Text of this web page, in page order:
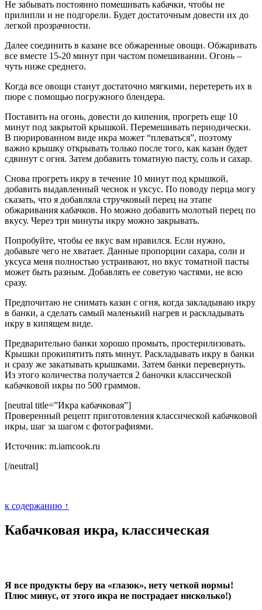
Не забывать постоянно помешивать кабачки, чтобы не
прилипли и не подгорели. Будет достаточным довести их до
легкой прозрачности.
Далее соединить в казане все обжаренные овощи. Обжаривать
все вместе 15-20 минут при частом помешивании. Огонь –
чуть ниже среднего.
Когда все овощи станут достаточно мягкими, перетереть их в
пюре с помощью погружного блендера.
Поставить на огонь, довести до кипения, прогреть еще 10
минут под закрытой крышкой. Перемешивать периодически.
В пюрированном виде икра может “плеваться”, поэтому
важно крышку открывать только после того, как казан будет
сдвинут с огня. Затем добавить томатную пасту, соль и сахар.
Снова прогреть икру в течение 10 минут под крышкой,
добавить выдавленный чеснок и уксус. По поводу перца могу
сказать, что я добавляла стручковый перец на этапе
обжаривания кабачков. Но можно добавить молотый перец по
вкусу. Через три минуты икру можно закрывать.
Попробуйте, чтобы ее вкус вам нравился. Если нужно,
добавьте чего не хватает. Данные пропорции сахара, соли и
уксуса меня полностью устраивают, но вкус томатной пасты
может быть разным. Добавлять ее советую частями, не всю
сразу.
Предпочитаю не снимать казан с огня, когда закладываю икру
в банки, а сделать самый маленький нагрев и раскладывать
икру в кипящем виде.
Предварительно банки хорошо промыть, простерилизовать.
Крышки прокипятить пять минут. Раскладывать икру в банки
и сразу же закатывать крышками. Затем банки перевернуть.
Из этого количества получается 2 баночки классической
кабачковой икры по 500 граммов.
[neutral title=”Икра кабачковая”]
Проверенный рецепт приготовления классической кабачковой
икры, шаг за шагом с фотографиями.
Источник: m.iamcook.ru
[/neutral]
к содержанию ↑
Кабачковая икра, классическая
Я все продукты беру на «глазок», нету четкой нормы!
Плюс минус, от этого икра не пострадает нисколько!)